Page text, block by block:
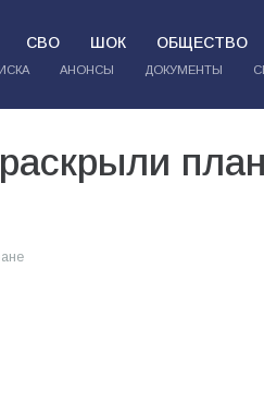
СВО ШОК ОБЩЕСТВО
АНОНСЫ ДОКУМЕНТЫ